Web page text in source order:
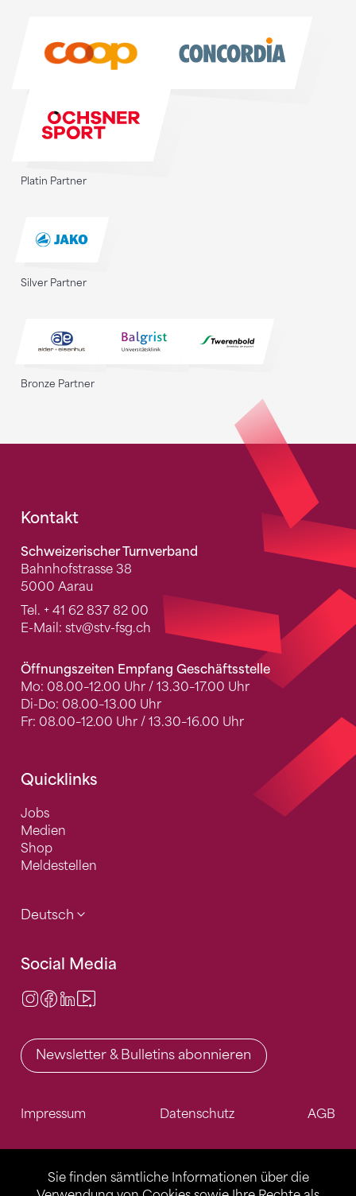
Sie finden sämtliche Informationen über die
Platin Partner
Silver Partner
Bronze Partner
Fusszeile
Kontakt
Schweizerischer Turnverband
Bahnhofstrasse 38
5000 Aarau
Tel. + 41 62 837 82 00
E-Mail: stv@stv-fsg.ch
Öffnungszeiten Empfang Geschäftsstelle
Mo: 08.00–12.00 Uhr / 13.30–17.00 Uhr
Di-Do: 08.00–13.00 Uhr
Fr: 08.00–12.00 Uhr / 13.30–16.00 Uhr
Quicklinks
Jobs
Medien
Shop
Meldestellen
Deutsch
Social Media
Instagram
Facebook
LinkedIn
Newsletter & Bulletins abonnieren
Impressum Datenschutz AGB